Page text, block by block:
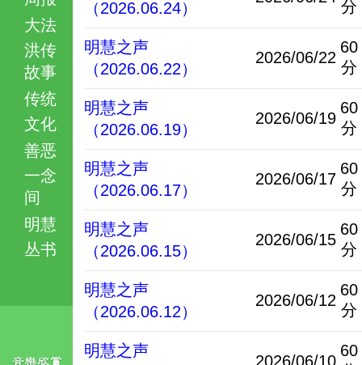
大法
洪传
故事
传统
文化
善恶
一念
间
明慧
丛书
（2026.06.24） 分
明慧之声
（2026.06.22）
2026/06/22
60
分
明慧之声
（2026.06.19）
2026/06/19
60
分
明慧之声
（2026.06.17）
2026/06/17
60
分
明慧之声
（2026.06.15）
2026/06/15
60
分
明慧之声
（2026.06.12）
2026/06/12
60
分
明慧之声
2026/06/10
60